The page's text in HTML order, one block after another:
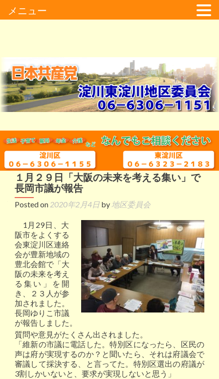
１月２９日「大阪の未来を考える集い」で
長岡市議が報告
Posted on 2020年2月4日 by地区委員会
1月29日、大
阪市をよくする
会東淀川区連絡
会が豊新地域の
豊北会館で「大
阪の未来を考え
る集い」を開
き、２３人が参
加されました。
長岡ゆりこ市議
が報告しました。
質問や意見がたくさん出されました。
「維新の市議に電話した。特別区になったら、区民の
声は府が実現するのか？と聞いたら、それは府議会で
審議して採決する、と言ってた。特別区選出の府議が
3割しかいないと、要求が実現しないと思う」
メニュー